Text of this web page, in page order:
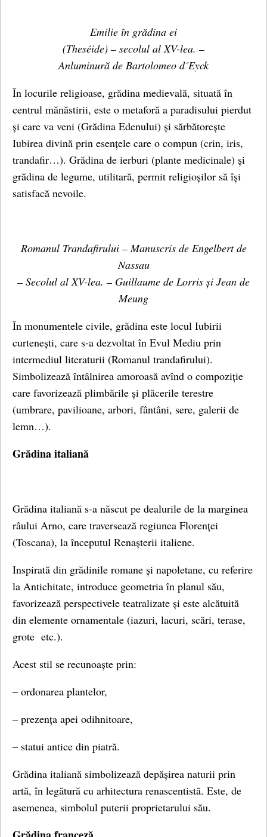
Emilie în grădina ei
(Theséide) – secolul al XV-lea. –
Anluminură de Bartolomeo d´Eyck
În locurile religioase, grădina medievală, situată în
centrul mănăstirii, este o metaforă a paradisului pierdut
și care va veni (Grădina Edenului) și sărbătorește
Iubirea divină prin esențele care o compun (crin, iris,
trandafir…). Grădina de ierburi (plante medicinale) și
grădina de legume, utilitară, permit religioșilor să își
satisfacă nevoile.
Romanul Trandafirului – Manuscris de Engelbert de
Nassau
– Secolul al XV-lea. – Guillaume de Lorris și Jean de
Meung
În monumentele civile, grădina este locul Iubirii
curtenești, care s-a dezvoltat în Evul Mediu prin
intermediul literaturii (Romanul trandafirului).
Simbolizează întâlnirea amoroasă avînd o compoziție
care favorizează plimbările și plăcerile terestre
(umbrare, pavilioane, arbori, fântâni, sere, galerii de
lemn…).
Grădina italiană
Grădina italiană s-a născut pe dealurile de la marginea
râului Arno, care traversează regiunea Florenței
(Toscana), la începutul Renașterii italiene.
Inspirată din grădinile romane și napoletane, cu referire
la Antichitate, introduce geometria în planul său,
favorizează perspectivele teatralizate și este alcătuită
din elemente ornamentale (iazuri, lacuri, scări, terase,
grote etc.).
Acest stil se recunoaște prin:
– ordonarea plantelor,
– prezența apei odihnitoare,
– statui antice din piatră.
Grădina italiană simbolizează depășirea naturii prin
artă, în legătură cu arhitectura renascentistă. Este, de
asemenea, simbolul puterii proprietarului său.